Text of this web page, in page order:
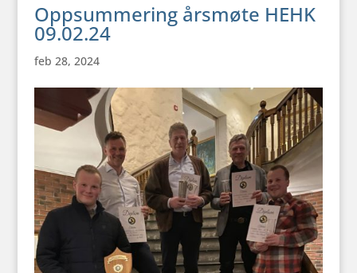
Oppsummering årsmøte HEHK
09.02.24
feb 28, 2024